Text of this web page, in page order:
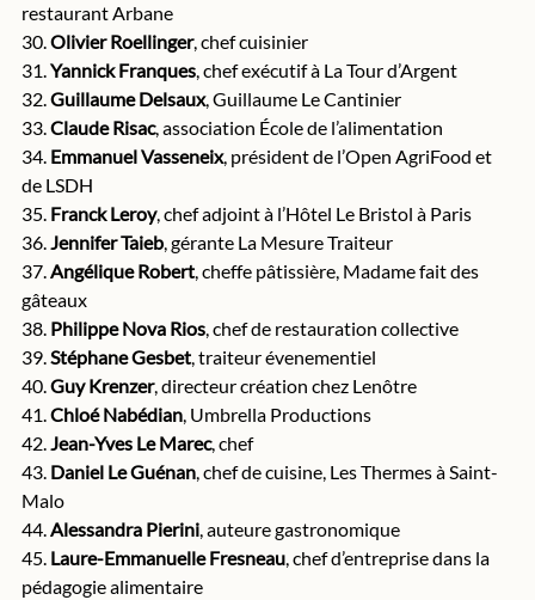
restaurant Arbane
30. Olivier Roellinger, chef cuisinier
31. Yannick Franques, chef exécutif à La Tour d’Argent
32. Guillaume Delsaux, Guillaume Le Cantinier
33. Claude Risac, association École de l’alimentation
34. Emmanuel Vasseneix, président de l’Open AgriFood et
de LSDH
35. Franck Leroy, chef adjoint à l’Hôtel Le Bristol à Paris
36. Jennifer Taieb, gérante La Mesure Traiteur
37. Angélique Robert, cheffe pâtissière, Madame fait des
gâteaux
38. Philippe Nova Rios, chef de restauration collective
39. Stéphane Gesbet, traiteur évenementiel
40. Guy Krenzer, directeur création chez Lenôtre
41. Chloé Nabédian, Umbrella Productions
42. Jean-Yves Le Marec, chef
43. Daniel Le Guénan, chef de cuisine, Les Thermes à Saint-
Malo
44. Alessandra Pierini, auteure gastronomique
45. Laure-Emmanuelle Fresneau, chef d’entreprise dans la
pédagogie alimentaire